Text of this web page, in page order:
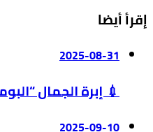
إقرأ أيضا
2025-08-31
💉 إبرة الجمال
2025-09-10